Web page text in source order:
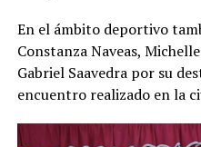
En el ámbito deportivo
Constanza Naveas,
Gabriel Saavedra por su
encuentro realizado en la